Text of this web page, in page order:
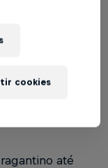
UTC
até
cookies